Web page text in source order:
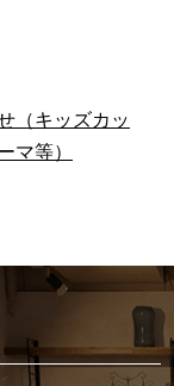
（キッズカッ
マ等）